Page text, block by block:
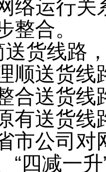
络运行关
整合。
送货线路
顺送货线
合送货线
有送货线
市公司对
“四减一